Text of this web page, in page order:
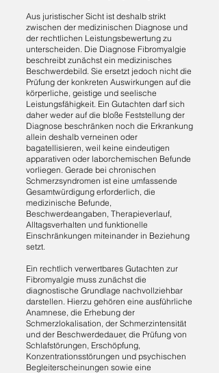
Aus juristischer Sicht ist deshalb strikt
zwischen der medizinischen Diagnose und
der rechtlichen Leistungsbewertung zu
unterscheiden. Die Diagnose Fibromyalgie
beschreibt zunächst ein medizinisches
Beschwerdebild. Sie ersetzt jedoch nicht die
Prüfung der konkreten Auswirkungen auf die
körperliche, geistige und seelische
Leistungsfähigkeit. Ein Gutachten darf sich
daher weder auf die bloße Feststellung der
Diagnose beschränken noch die Erkrankung
allein deshalb verneinen oder
bagatellisieren, weil keine eindeutigen
apparativen oder laborchemischen Befunde
vorliegen. Gerade bei chronischen
Schmerzsyndromen ist eine umfassende
Gesamtwürdigung erforderlich, die
medizinische Befunde,
Beschwerdeangaben, Therapieverlauf,
Alltagsverhalten und funktionelle
Einschränkungen miteinander in Beziehung
setzt.
Ein rechtlich verwertbares Gutachten zur
Fibromyalgie muss zunächst die
diagnostische Grundlage nachvollziehbar
darstellen. Hierzu gehören eine ausführliche
Anamnese, die Erhebung der
Schmerzlokalisation, der Schmerzintensität
und der Beschwerdedauer, die Prüfung von
Schlafstörungen, Erschöpfung,
Konzentrationsstörungen und psychischen
Begleiterscheinungen sowie eine